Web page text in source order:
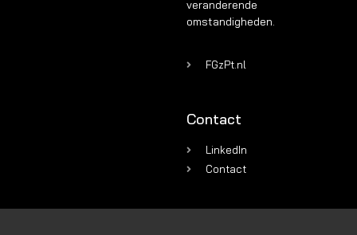
veranderende
omstandigheden.
FGzPt.nl
Contact
LinkedIn
Contact